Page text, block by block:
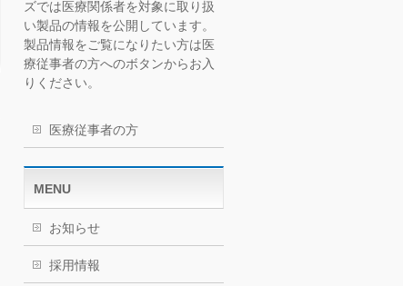
ズでは医療関係者を対象に取り扱
い製品の情報を公開しています。
製品情報をご覧になりたい方は医
療従事者の方へのボタンからお入
りください。
医療従事者の方
MENU
お知らせ
採用情報